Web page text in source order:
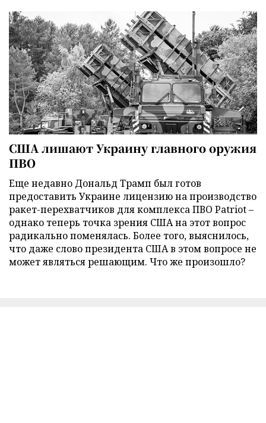
США лишают Украину главного оружия
ПВО
Еще недавно Дональд Трамп был готов
предоставить Украине лицензию на производство
ракет-перехватчиков для комплекса ПВО Patriot –
однако теперь точка зрения США на этот вопрос
радикально поменялась. Более того, выяснилось,
что даже слово президента США в этом вопросе не
может являться решающим. Что же произошло?